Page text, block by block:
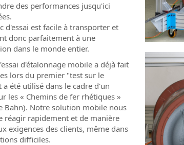
des performances jusqu'ici
d'essai est facile à transporter et
donc parfaitement à une
dans le monde entier.
d'étalonnage mobile a déjà fait
lors du premier "test sur le
été utilisé dans le cadre d'un
les « Chemins de fer rhétiques »
Bahn). Notre solution mobile nous
réagir rapidement et de manière
exigences des clients, même dans
difficiles.